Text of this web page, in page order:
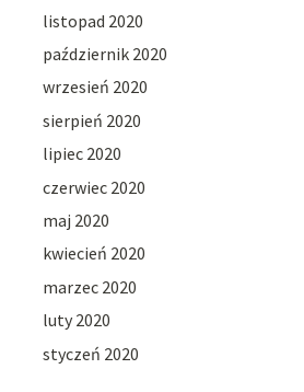
listopad 2020
październik 2020
wrzesień 2020
sierpień 2020
lipiec 2020
czerwiec 2020
maj 2020
kwiecień 2020
marzec 2020
luty 2020
styczeń 2020